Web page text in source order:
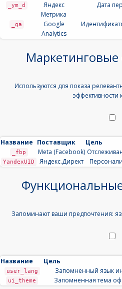
_ym_d
Яндекс
Метрика
Дата
_ga
Google
Analytics
Используются для показа
эффективности
Название Поставщик Цель
_fbp Meta (Facebook)
YandexUID Яндекс.Директ
Запоминают ваши предпочтения:
Название Цель
user_lang Запомненный язык
ui_theme Запомненная тема